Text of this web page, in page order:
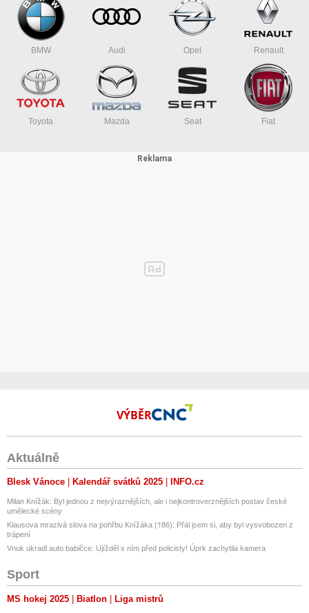
BMW Audi Opel Renault
Toyota Mazda Seat Fiat
VÝBĚR
Aktuálně
Blesk Vánoce Kalendář svátků 2025 INFO.cz
Milan Knížák: Byl jednou z nejvýraznějších, ale i nejkontroverznějších postav české
umělecké scény
Klausova mrazivá slova na pohřbu Knížáka (†86): Přál jsem si, aby byl vysvobozen z
trápení
Vnuk ukradl auto babičce: Ujížděl s ním před policisty! Úprk zachytila kamera
Sport
MS hokej 2025 Biatlon Liga mistrů